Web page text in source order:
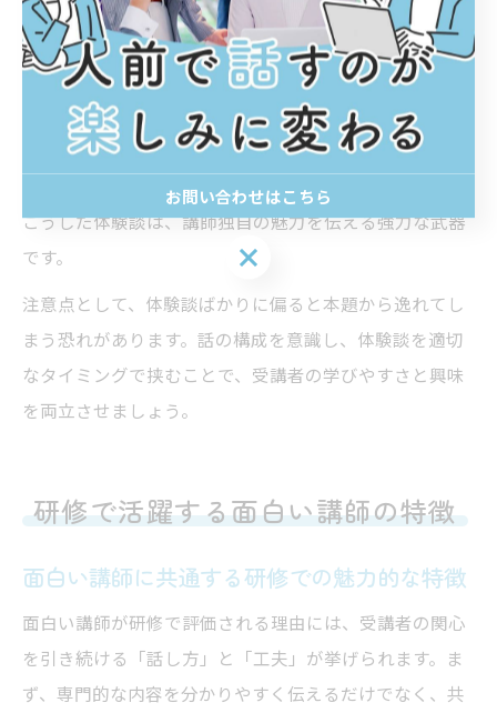
くなります。
例えば、研修やセミナーの現場で「このような失敗を乗
り越えて今がある」といった実話や、受講者から寄せら
れた質問に対し「自分も同じ悩みを持っていた」と応じ
ることで、受講者の関心を引き付けることができます。
こうした体験談は、講師独自の魅力を伝える強力な武器
です。
注意点として、体験談ばかりに偏ると本題から逸れてし
まう恐れがあります。話の構成を意識し、体験談を適切
なタイミングで挟むことで、受講者の学びやすさと興味
を両立させましょう。
研修で活躍する面白い講師の特徴
面白い講師に共通する研修での魅力的な特徴
面白い講師が研修で評価される理由には、受講者の関心
を引き続ける「話し方」と「工夫」が挙げられます。ま
ず、専門的な内容を分かりやすく伝えるだけでなく、共
お問い合わせはこちら
お問い合わせはこちら